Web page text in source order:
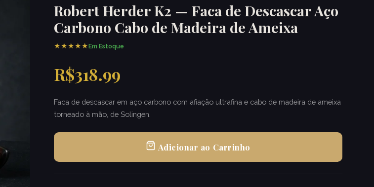
Robert Herder K2 — Faca de Descascar Aço
Carbono Cabo de Madeira de Ameixa
★★★★★Em Estoque
R$318.99
Faca de descascar em aço carbono com afiação ultrafina e cabo de madeira de ameixa
torneado à mão, de Solingen.
Adicionar ao Carrinho